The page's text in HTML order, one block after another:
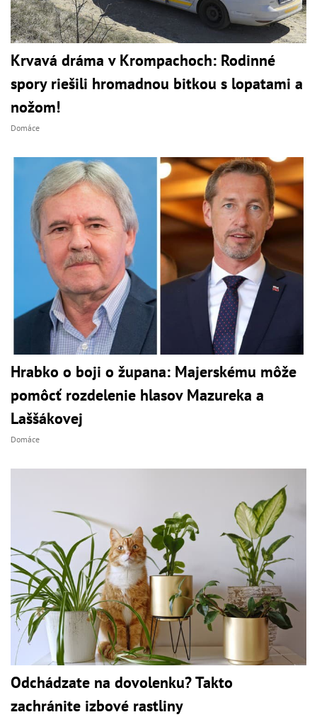
Krvavá dráma v Krompachoch: Rodinné
spory riešili hromadnou bitkou s lopatami a
nožom!
Domáce
Hrabko o boji o župana: Majerskému môže
pomôcť rozdelenie hlasov Mazureka a
Laššákovej
Domáce
Odchádzate na dovolenku? Takto
zachránite izbové rastliny